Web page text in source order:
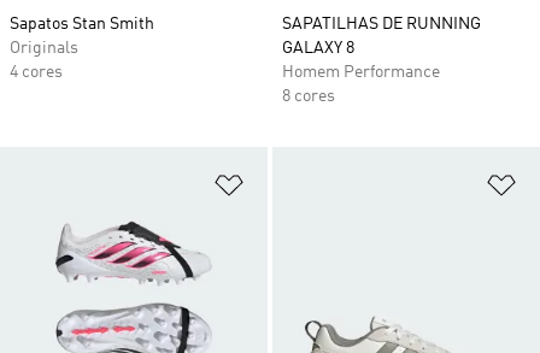
Sapatos Stan Smith
Originals
4 cores
SAPATILHAS DE RUNNING
GALAXY 8
Homem Performance
8 cores